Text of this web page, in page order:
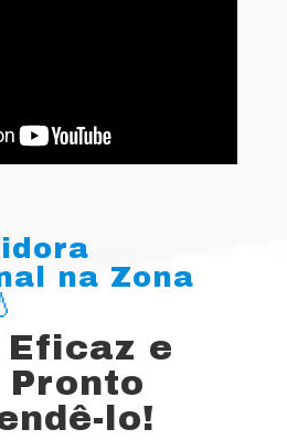
na Zona
Eficaz e
Pronto
lo!